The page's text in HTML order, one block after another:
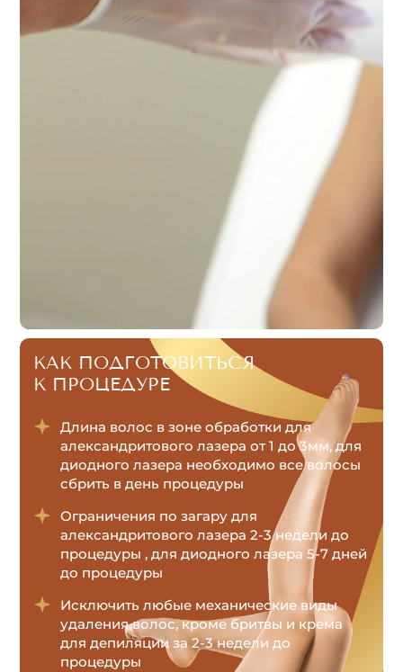
КАК ПОДГОТОВИТЬСЯ
К ПРОЦЕДУРЕ
Длина волос в зоне обработки для
александритового лазера от 1 до 3мм, для
диодного лазера необходимо все волосы
сбрить в день процедуры
Ограничения по загару для
александритового лазера 2-3 недели до
процедуры , для диодного лазера 5-7 дней
до процедуры
Исключить любые механические виды
удаления волос, кроме бритвы и крема
для депиляции за 2-3 недели до
процедуры
Скидка 30% на
александритовый и диодный
лазер на первое посещение
Оставьте заявку, мы перезвоним
и проконсультируем вас